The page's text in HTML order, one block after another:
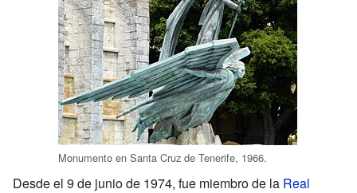
Monumento en Santa Cruz de Tenerife, 1966.
Desde el 9 de junio de 1974, fue miembro de la Real